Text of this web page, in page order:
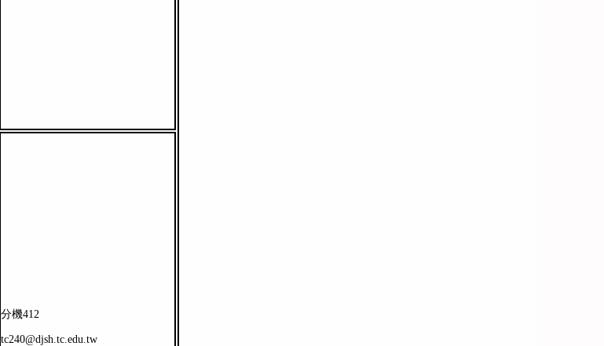
分機412
tc240@djsh.tc.edu.tw